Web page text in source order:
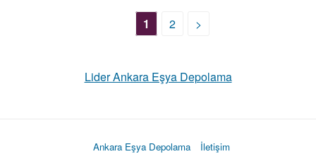
1 2 >
Lider Ankara Eşya Depolama
Ankara Eşya Depolama İletişim